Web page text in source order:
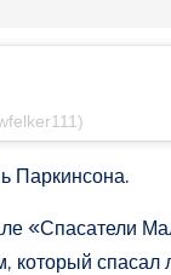
Паркинсона.
«Спасатели
спасал